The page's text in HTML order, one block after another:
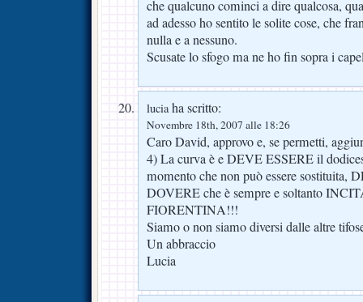
che qualcuno cominci a dire qualcosa,
ad adesso ho sentito le solite cose, che
nulla e a nessuno.
Scusate lo sfogo ma ne ho fin sopra i
luciaha scritto:
Novembre 18th, 2007 alle 18:26
Caro David, approvo e, se permetti,
4) La curva è e DEVE ESSERE il
momento che non può essere sostituita,
DOVERE che è sempre e soltanto
FIORENTINA!!!
Siamo o non siamo diversi dalle altre
Un abbraccio
Lucia